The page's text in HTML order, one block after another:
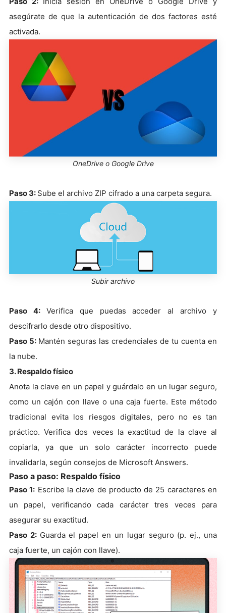
asegúrate de que la autenticación de dos factores esté
activada.
OneDrive o Google Drive
Paso 3: Sube el archivo ZIP cifrado a una carpeta segura.
Subir archivo
Paso 4: Verifica que puedas acceder al archivo y
descifrarlo desde otro dispositivo.
Paso 5: Mantén seguras las credenciales de tu cuenta en
la nube.
3. Respaldo físico
Anota la clave en un papel y guárdalo en un lugar seguro,
como un cajón con llave o una caja fuerte. Este método
tradicional evita los riesgos digitales, pero no es tan
práctico. Verifica dos veces la exactitud de la clave al
copiarla, ya que un solo carácter incorrecto puede
invalidarla, según consejos de Microsoft Answers.
Paso a paso: Respaldo físico
Paso 1: Escribe la clave de producto de 25 caracteres en
un papel, verificando cada carácter tres veces para
asegurar su exactitud.
Paso 2: Guarda el papel en un lugar seguro (p. ej., una
caja fuerte, un cajón con llave).